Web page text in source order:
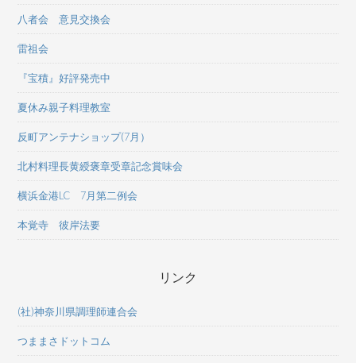
八者会 意見交換会
雷祖会
『宝積』好評発売中
夏休み親子料理教室
反町アンテナショップ(7月）
北村料理長黄綬褒章受章記念賞味会
横浜金港LC 7月第二例会
本覚寺 彼岸法要
リンク
(社)神奈川県調理師連合会
つままさドットコム